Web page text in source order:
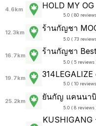
4.6km HOLD MY OG
5.0 ( 80
12.3km ร้านกัญชา
5.0 ( 73
16.7km ร้านกัญชา
5.0 ( 5 reviews
19.7km
5.0 ( 10
25.2km ยันกัญ แคนนา
5.0 ( 8 reviews